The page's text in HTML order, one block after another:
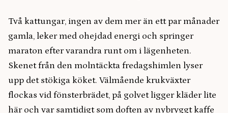
Två kattungar, ingen av dem mer än ett par månader
gamla, leker med ohejdad energi och springer
maraton efter varandra runt om i lägenheten.
Skenet från den molntäckta fredagshimlen lyser
upp det stökiga köket. Välmående krukväxter
flockas vid fönsterbrädet, på golvet ligger kläder lite
här och var samtidigt som doften av nybryggt kaffe